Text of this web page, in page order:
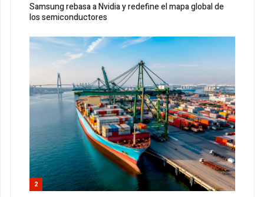
Samsung rebasa a Nvidia y redefine el mapa global de
los semiconductores
2